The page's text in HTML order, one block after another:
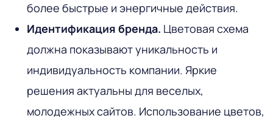
более быстрые и энергичные действия.
Идентификация бренда. Цветовая схема
должна показывают уникальность и
индивидуальность компании. Яркие
решения актуальны для веселых,
молодежных сайтов. Использование цветов,